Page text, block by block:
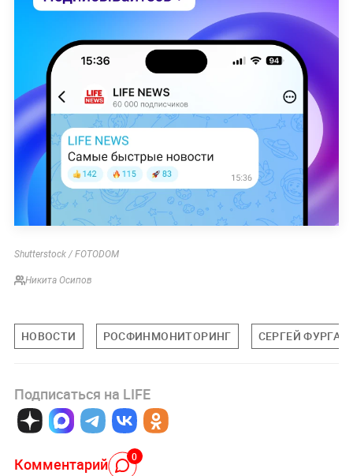
Shutterstock / FOTODOM
Никита Осипов
НОВОСТИ РОСФИНМОНИТОРИНГ СЕРГЕЙ ФУРГАЛ
Подписаться на LIFE
Комментарий 0